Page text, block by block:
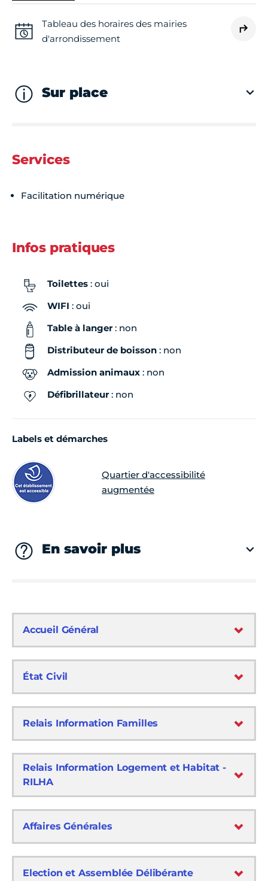
Tableau des horaires des mairies
d'arrondissement
Sur place
Services
Facilitation numérique
Infos pratiques
Toilettes : oui
WIFI : oui
Table à langer: non
Distributeur de boisson : non
Admission animaux : non
Défibrillateur: non
Labels et démarches
Quartier d'accessibilité
augmentée
En savoir plus
Accueil Général
État Civil
Relais Information Familles
Relais Information Logement et Habitat -
RILHA
Affaires Générales
Election et Assemblée Délibérante